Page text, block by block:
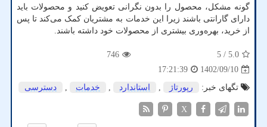
گونه مشکل، محصول را بدون نگرانی تعویض کنید و محصولات باید
دارای گارانتی باشند زیرا این خدمات به مشتریان کمک می‌کند تا پس
از خرید، بهره‌وری بیشتری از محصولات خود داشته باشند.
5.0
/ 5
746
1402/09/10
17:21:39
تگهای خبر:
رپورتاژ , استاندارد , خدمات , دسترسی
X